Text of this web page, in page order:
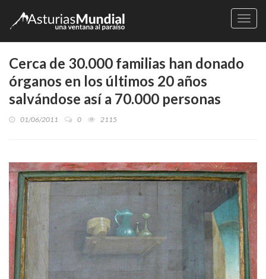
Cerca de 30.000 familias han donado
órganos en los últimos 20 años
salvándose así a 70.000 personas
01/06/2011 0 2115